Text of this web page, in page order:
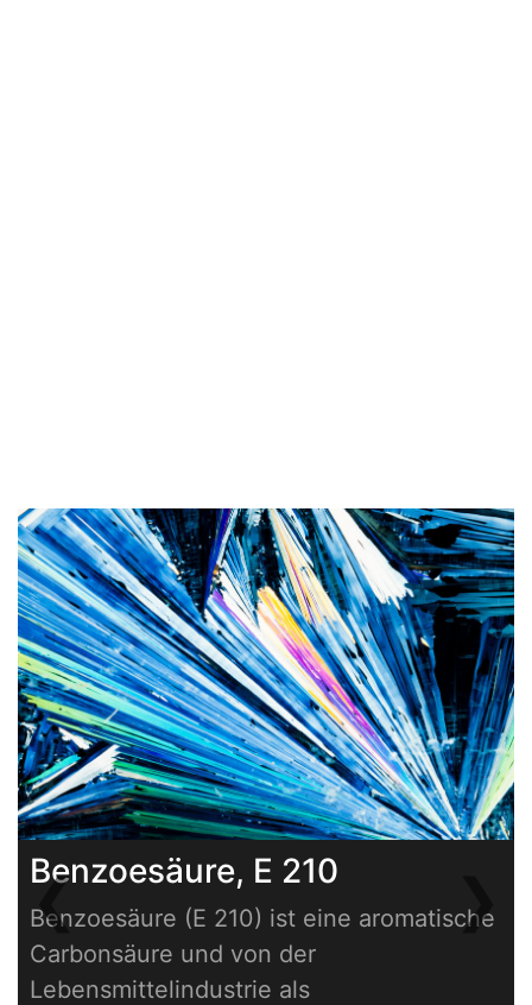
Benzoesäure, E 210
Benzoesäure (E 210) ist eine aromatische
Carbonsäure und von der
Lebensmittelindustrie als
❮Previous ❯Next